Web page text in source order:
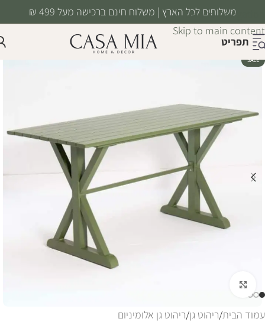
Skip to navigation
Skip to main content
משלוחים לכל הארץ | משלוח חינם ברכישה מעל 499 ₪
תפריט
SALE
עמוד הבית/ריהוט גן/ריהוט גן אלומיניום